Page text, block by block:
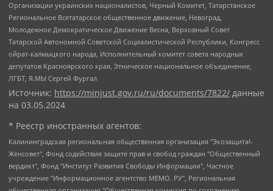
Организации украинских националистов, Черный Комитет, Татарстанское
Региональное Всетатарское общественное движение, Невоград,
Молодежное Демократическое Движение Весна, Верховный Совет
Татарской Автономной Советской Социалистической Республики, Конгресс
ойрат-калмыцкого народа, Исполнительный комитет совета народных
депутатов Красноярского края, Этническое национальное объединение,
ЛГБТ, Я.МЫ Сергей Фургал
Источник: https://minjust.gov.ru/ru/documents/7822/ данные
на 03.05.2024
* Реестр иностранных агентов:
Калининградская региональная общественная организация "Экозащита!-Женсовет", Фонд содействия защите прав и свобод граждан "Общественный вердикт", Фонд "Институт Развития Свободы Информации", Частное учреждение "Информационное агентство МЕМО. РУ", Региональная общественная организация "Общественная комиссия по сохранению наследия академика Сахарова", Фонд поддержки свободы прессы, Санкт-Петербургская общественная правозащитная организация "Гражданский контроль", Межрегиональная общественная организация "Информационно-просветительский центр "Мемориал", Региональный Фонд "Центр Защиты Прав Средств Массовой Информации", с 05.12.2023 Фонд "Центр Защиты Прав Средств массовой информации", Региональная общественная благотворительная организация помощи беженцам и мигрантам "Гражданское содействие", Негосударственное образовательное учреждение дополнительного профессионального образования (повышение квалификации) специалистов "АКАДЕМИЯ ПО ПРАВАМ ЧЕЛОВЕКА", Свердловская региональная общественная организация "Сутяжник", Автономная некоммерческая организация "Центр независимых социологических исследований", Союз общественных объединений "Российский исследовательский центр по правам человека", Региональное общественное учреждение научно-информационный центр "МЕМОРИАЛ", Некоммерческая организация "Фонд защиты гласности", Автономная некоммерческая организация "Институт прав человека", Городская общественная организация "Екатеринбургское общество "МЕМОРИАЛ", Городская общественная организация "Рязанское историко-просветительское и правозащитное общество "Мемориал" (Рязанский Мемориал), Челябинский региональный орган общественной самодеятельности – женское общественное объединение "Женщины Евразии", Челябинский региональный орган общественной самодеятельности "Уральская правозащитная группа", Фонд содействия защите здоровья и социальной справедливости имени Андрея Рылькова, Автономная Некоммерческая Организация "Аналитический Центр Юрия Левады", Автономная некоммерческая организация социальной поддержки населения "Проект Апрель", Региональная общественная организация помощи женщинам и детям, находящимся в кризисной ситуации "Информационно-методический центр "Анна", Фонд содействия развитию массовых коммуникаций и правовому просвещению "Так-так-Так", Фонд содействия устойчивому развитию "Серебряная тайга", Свердловский региональный общественный фонд социальных проектов "Новое время", "Idel.Реалии", Кавказ.Реалии, Крым.Реалии, Телеканал Настоящее Время, Татаро-башкирская служба Радио Свобода (Azatliq Radiosi), Радио Свободная Европа/Радио Свобода (PCE/PC), "Сибирь.Реалии", "Фактограф", Благотворительный фонд помощи осужденным и их семьям, Автономная некоммерческая организация "Институт глобализации и социальных движений", Фонд "В защиту прав заключенных", Частное учреждение "Центр поддержки и содействия развитию средств массовой информации", Пензенский региональный общественный благотворительный фонд "Гражданский союз", "Север.Реалии", Некоммерческая организация Фонд "Правовая инициатива", Общество с ограниченной ответственностью "Радио Свободная Европа/Радио Свобода", Чешское информационное агентство "MEDIUM-ORIENT", Красноярская региональная общественная организация "Мы против СПИДа", Камалягин Денис Николаевич, Маркелов Сергей Евгеньевич, Пономарев Лев Александрович, Савицкая Людмила Алексеевна, Автономная некоммерческая организация "Центр по работе с проблемой насилия "НАСИЛИЮ.НЕТ", Межрегиональный профессиональный союз работников здравоохранения "Альянс врачей", Юридическое лицо, зарегистрированное в Латвийской Республике, SIA "Medusa Project" (регистрационный номер 40103797863, дата регистрации 10.06.2014), Некоммерческая организация "Фонд по борьбе с коррупцией", Автономная некоммерческая организация "Институт права и публичной политики", Баданин Роман Сергеевич, Гликин Максим Александрович, Железнова Мария Михайловна, Лукьянова Юлия Сергеевна, Маетная Елизавета Витальевна, Маняхин Петр Борисович, Чуракова Ольга Владимировна, Ярош Юлия Петровна, Юридическое лицо "The Insider SIA", зарегистрированное в Риге, Латвийская Республика (дата регистрации 26.06.2015), являющееся администратором доменного имени интернет-издания "The Insider SIA", https://theins.ru, Постернак Алексей Евгеньевич, Рубин Михаил Аркадьевич, Анин Роман Александрович, Юридическое лицо Istories fonds, зарегистрированное в Латвийской Республике (регистрационный номер 50008295751, дата регистрации 24.02.2020), Великовский Дмитрий Александрович, Долинина Ирина Николаевна, Мароховская Алеся Алексеевна, Шлейнов Роман Юрьевич, Шмагун Олеся Валентиновна, Общество с ограниченной ответственностью "Альтаир 2021", Общество с ограниченной ответственностью "Вега 2021", Общество с ограниченной ответственностью "Главный редактор 2021", Общество с ограниченной ответственностью "Ромашки монолит", Важенков Артем Валерьевич, Ивановская областная общественная организация "Центр гендерных исследований", Гурман Юрий Альбертович, Медиапроект "ОВД-Инфо", Егоров Владимир Владимирович, Жилинский Владимир Александрович, Общество с ограниченной ответственностью "ЗП", Иванова София Юрьевна, Карезина Инна Павловна, Кильтау Екатерина Викторовна, Петров Алексей Викторович, Пискунов Сергей Евгеньевич, Смирнов Сергей Сергеевич, Тихонов Михаил Сергеевич, Общество с ограниченной ответственностью "ЖУРНАЛИСТ-ИНОСТРАННЫЙ АГЕНТ", Арапова Галина Юрьевна, Вольтская Татьяна Анатольевна, Американская компания "Mason G.E.S. Anonymous Foundation" (США), являющаяся владельцем интернет-издания https://mnews.world/, Компания "Stichting Bellingcat", зарегистрированная в Нидерландах (дата регистрации 11.07.2018), Захаров Андрей Вячеславович, Клепиковская Екатерина Дмитриевна, Общество с ограниченной ответственностью "МЕМО", Перл Роман Александрович, Симонов Евгений Алексеевич, Соловьева Елена Анатольевна, Сотников Даниил Владимирович, Сурначева Елизавета Дмитриевна, Автономная некоммерческая организация по защите прав человека и информированию населения "Якутия – Наше Мнение", Общество с ограниченной ответственностью "Москоу диджитал медиа", с 26.01.2023 Общество с ограниченной ответственностью "Чайка Белые сады", Ветошкина Валерия Валерьевна, Заговора Максим Александрович, Межрегиональное общественное движение "Российская ЛГБТ - сеть", Оленичев Максим Владимирович, Павлов Иван Юрьевич, Скворцова Елена Сергеевна, Общество с ограниченной ответственностью "Как бы инагент", Кочетков Игорь Викторович, Общество с ограниченной ответственностью "Честные выборы", Еланчик Олег Александрович, Общество с ограниченной ответственностью "Нобелевский призыв", Гималова Регина Эмилевна, Григорьев Андрей Валерьевич, Григорьева Алина Александровна, Ассоциация по содействию защите прав призывников, альтернативнослужащих и военнослужащих "Правозащитная группа "Гражданин.Армия.Право", Хисамова Регина Фаритовна, Автономная некоммерческая организация по реализации социально-правовых программ "Лилит", Дальневосточное общественное движение "Маяк", Санкт-Петербургская ЛГБТ-инициативная группа "Выход", Инициативная группа ЛГБТ+ "Реверс", Алексеев Андрей Викторович, Бекбулатова Таисия Львовна, Беляев Иван Михайлович, Владыкина Елена Сергеевна, Гельман Марат Александрович, Никульшина Вероника Юрьевна, Толоконникова Надежда Андреевна, Шендерович Виктор Анатольевич, Общество с ограниченной ответственностью "Данное сообщение", Общество с ограниченной ответственностью Издательский дом "Новая глава", Айнбиндер Александра Александровна, Московский комьюнити-центр для ЛГБТ+инициатив, Благотворительный фонд развития филантропии, Deutsche Welle (Германия, Kurt-Schumacher-Strasse 3, 53113 Bonn), Борзунова Мария Михайловна, Воробьев Виктор Викторович, Голубева Анна Львовна, Константинова Алла Михайловна, Малкова Ирина Владимировна, Мурадов Мурад Абдулгалимович, Осетинская Елизавета Николаевна, Понасенков Евгений Николаевич, Ганапольский Матвей Юрьевич, Киселев Евгений Алексеевич, Борухович Ирина Григорьевна, Дремин Иван Тимофеевич, Дубровский Дмитрий Викторович, Красноярская региональная общественная организация поддержки и развития альтернативных образовательных технологий и межкультурных коммуникаций "ИНТЕРРА", Маяковская Екатерина Алексеевна, Фейгин Марк Захарович, Филимонов Андрей Викторович, Дзугкоева Регина Николаевна, Доброхотов Роман Александрович, Дудь Юрий Александрович, Елкин Сергей Владимирович, Кругликов Кирилл Игоревич, Сабунаева Мария Леонидовна, Семенов Алексей Владимирович, Шаинян Карен Багратович, Шульман Екатерина Михайловна, Асафьев Артур Валерьевич, Вахштайн Виктор Семенович, Венедиктов Алексей Алексеевич, Лушникова Екатерина Евгеньевна, Волков Леонид Михайлович, Невзоров Александр Глебович, Пархоменко Сергей Борисович, Сироткин Ярослав Николаевич, Кара-Мурза Владимир Владимирович, Баранова Наталья Владимировна, Гозман Леонид Яковлевич, Кагарлицкий Борис Юльевич, Климарев Михаил Валерьевич, Милов Владимир Станиславович, Автономная некоммерческая организация Краснодарский центр современного искусства "Типография", Моргенштерн Алишер Тагирович, Соболь Любовь Эдуардовна, Общество с ограниченной ответственностью "ЛИЗА НОРМ", Каспаров Гарри Кимович, Ходорковский Михаил Борисович, Общество с ограниченной ответственностью "Апрельские тезисы", Данилович Ирина Брониславовна, Кашин Олег Владимирович, Петров Николай Владимирович, Пивоваров Алексей Владимирович, Соколов Михаил Владимирович, Цветкова Юлия Владимировна, Чичваркин Евгений Александрович, Комитет против пыток/Команда против пыток, Общество с ограниченной ответственностью "Первый научный", Общество с ограниченной ответственностью "Вертолет и ко", Белоцерковская Вероника Борисовна, Кац Максим Евгеньевич, Лазарева Татьяна Юрьевна, Шаведдинов Руслан Табризович, Яшин Илья Валерьевич, Общество с ограниченной ответственностью "Иноагент ААВ", Алешковский Дмитрий Петрович, Альбац Евгения Марковна, Быков Дмитрий Львович, Галямина Юлия Евгеньевна, Лойко Сергей Леонидович, Мартынов Кирилл Константинович, Медведев Сергей Александрович, Крашенинников Федор Геннадиевич, Гордеева Катерина Вл